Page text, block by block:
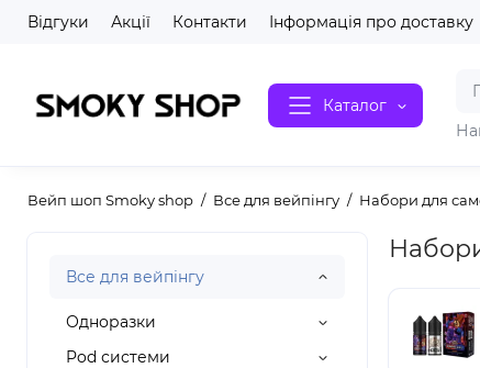
Відгуки Акції Контакти Інформація про доставку
Каталог
Вейп шоп Smoky shop Все для вейпінгу Набори для
Все для вейпінгу
Одноразки
Pod системи